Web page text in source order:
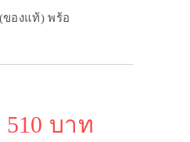
ของแท้) พร้อ
บาท